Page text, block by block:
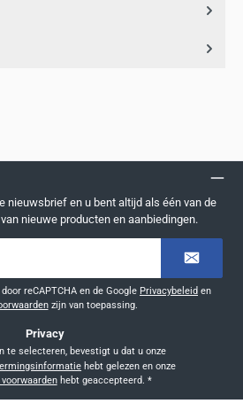
nieuwsbrief en u bent altijd als één van de
nieuwe producten en aanbiedingen.
reCAPTCHA en de Google Privacybeleid en
zijn van toepassing.
Privacy
Door doorgaan te selecteren, bevestigt u dat u onze
hebt geaccepteerd. *